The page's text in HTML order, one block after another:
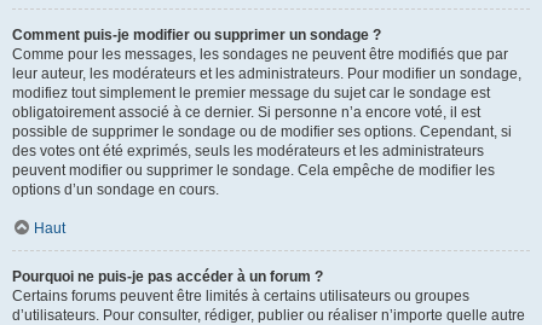
Comment puis-je modifier ou supprimer un sondage ?
Comme pour les messages, les sondages ne peuvent être modifiés que par
leur auteur, les modérateurs et les administrateurs. Pour modifier un sondage,
modifiez tout simplement le premier message du sujet car le sondage est
obligatoirement associé à ce dernier. Si personne n’a encore voté, il est
possible de supprimer le sondage ou de modifier ses options. Cependant, si
des votes ont été exprimés, seuls les modérateurs et les administrateurs
peuvent modifier ou supprimer le sondage. Cela empêche de modifier les
options d’un sondage en cours.
Haut
Pourquoi ne puis-je pas accéder à un forum ?
Certains forums peuvent être limités à certains utilisateurs ou groupes
d’utilisateurs. Pour consulter, rédiger, publier ou réaliser n’importe quelle autre